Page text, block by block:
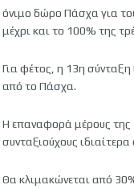
όνιμο δώρο Πάσχα για
μέχρι και το 100% της
Για φέτος, η 13η σύνταξη
από το Πάσχα.
Η επαναφορά μέρους της
συνταξιούχους
Θα κλιμακώνεται από